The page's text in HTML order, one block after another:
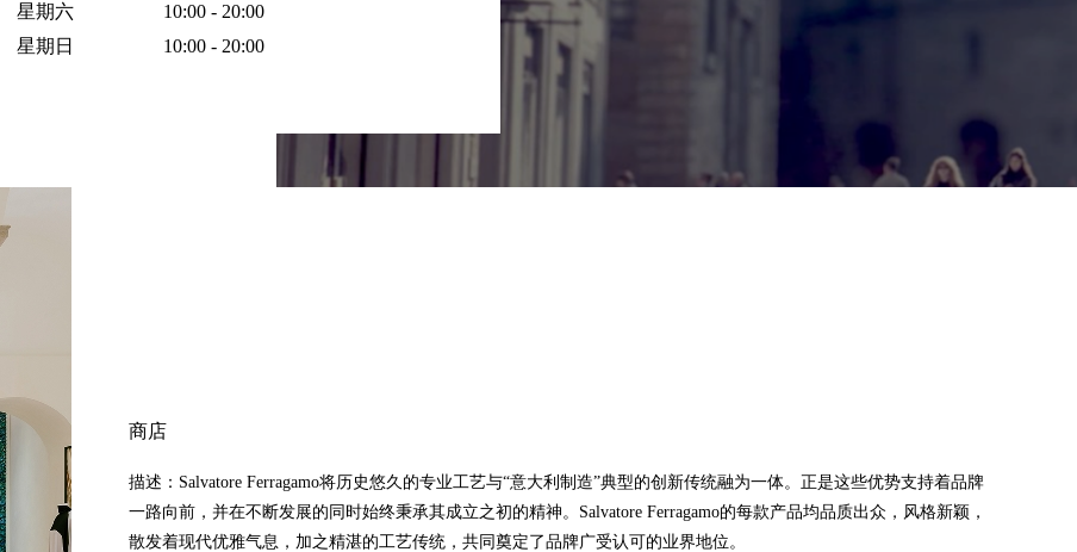
星期六
10:00 - 20:00
星期日
10:00 - 20:00
商店
描述：Salvatore Ferragamo将历史悠久的专业工艺与“意大利制造”典型的创新传统融为一体。正是这些优势支持着品牌
一路向前，并在不断发展的同时始终秉承其成立之初的精神。Salvatore Ferragamo的每款产品均品质出众，风格新颖，
散发着现代优雅气息，加之精湛的工艺传统，共同奠定了品牌广受认可的业界地位。